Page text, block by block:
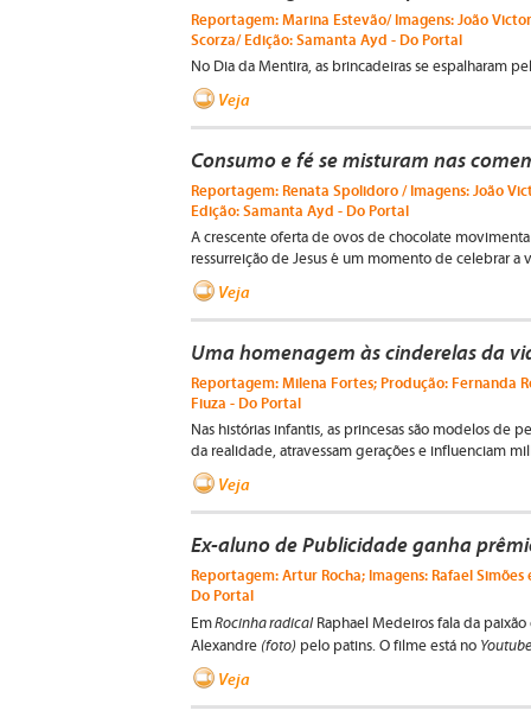
Reportagem: Marina Estevão/ Imagens: João
Scorza/ Edição: Samanta Ayd - Do Portal
No Dia da Mentira, as brincadeiras se espalharam
Veja
Consumo e fé se misturam nas
Reportagem: Renata Spolidoro / Imagens: João
Edição: Samanta Ayd - Do Portal
A crescente oferta de ovos de chocolate
ressurreição de Jesus é um momento de celebrar a
Veja
Uma homenagem às cinderelas da
Reportagem: Milena Fortes; Produção: Fernanda
Fiuza - Do Portal
Nas histórias infantis, as princesas são modelos de
da realidade, atravessam gerações e influenciam
Veja
Ex-aluno de Publicidade ganha
Reportagem: Artur Rocha; Imagens: Rafael
Do Portal
EmRocinha radicalRaphael Medeiros fala da
Alexandre (foto) pelo patins. O filme está no Youtube
Veja